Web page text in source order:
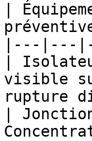
|
|---|---
|
visible
rupture
|